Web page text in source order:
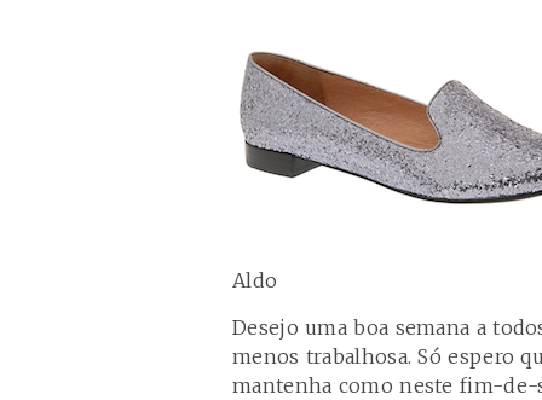
Aldo
Desejo uma boa semana a
menos trabalhosa. Só espero
mantenha como neste fim-de-